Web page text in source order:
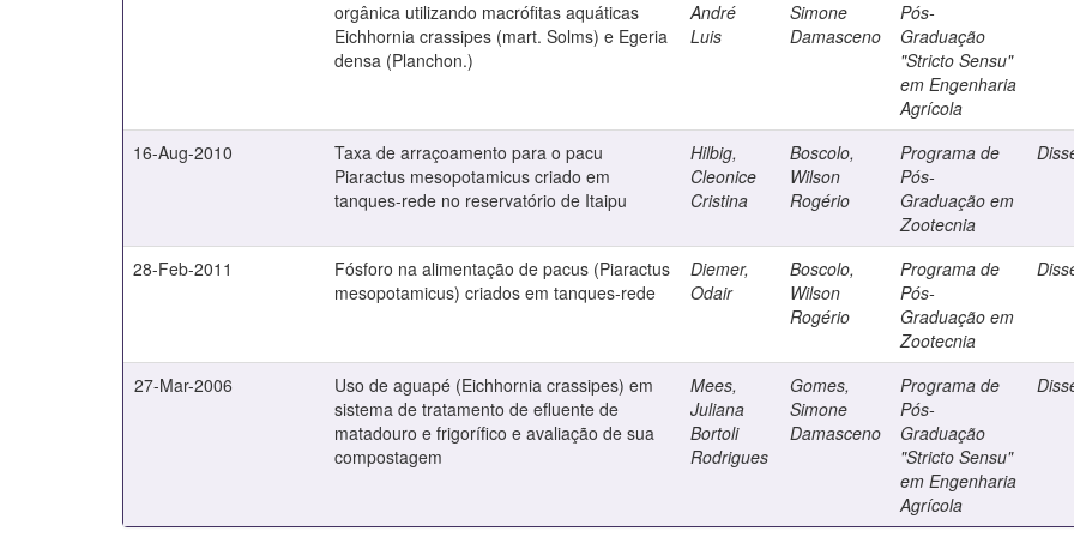
orgânica utilizando macrófitas aquáticas
Eichhornia crassipes (mart. Solms) e Egeria
densa (Planchon.)
André
Luis
Simone
Damasceno
Pós-
Graduação
"Stricto Sensu"
em Engenharia
Agrícola
16-Aug-2010
Taxa de arraçoamento para o pacu
Piaractus mesopotamicus criado em
tanques-rede no reservatório de Itaipu
Hilbig,
Cleonice
Cristina
Boscolo,
Wilson
Rogério
Programa de
Pós-
Graduação em
Zootecnia
28-Feb-2011
Fósforo na alimentação de pacus (Piaractus
mesopotamicus) criados em tanques-rede
Diemer,
Odair
Boscolo,
Wilson
Rogério
Programa de
Pós-
Graduação em
Zootecnia
27-Mar-2006
Uso de aguapé (Eichhornia crassipes) em
sistema de tratamento de efluente de
matadouro e frigorífico e avaliação de sua
compostagem
Mees,
Juliana
Bortoli
Rodrigues
Gomes,
Simone
Damasceno
Programa de
Pós-
Graduação
"Stricto Sensu"
em Engenharia
Agrícola